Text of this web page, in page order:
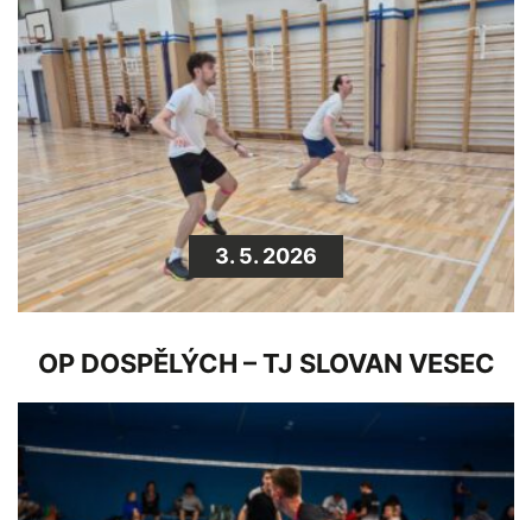
3. 5. 2026
OP DOSPĚLÝCH – TJ SLOVAN VESEC